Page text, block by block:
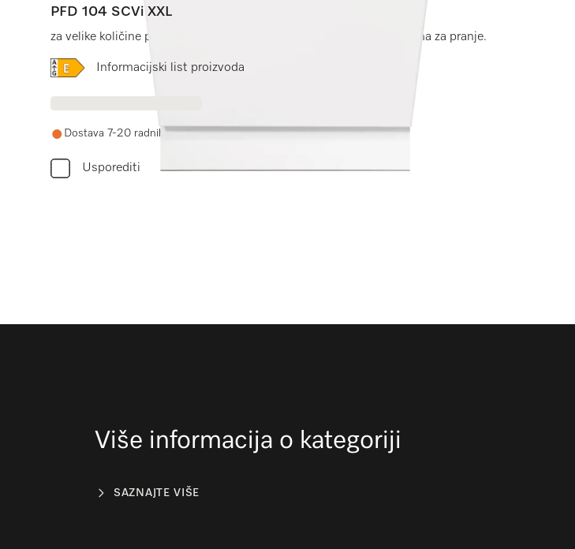
PFD 104 SCVi XXL
za velike količine posuđa u kućanskim, poslovnim, čajnim i kuhinjama za pranje.
Online Label Flag, Energetska naljepnica
Informacijski list proizvoda
Dostava 7-20 radnih dana
Usporediti
Više informacija o kategoriji
SAZNAJTE VIŠE